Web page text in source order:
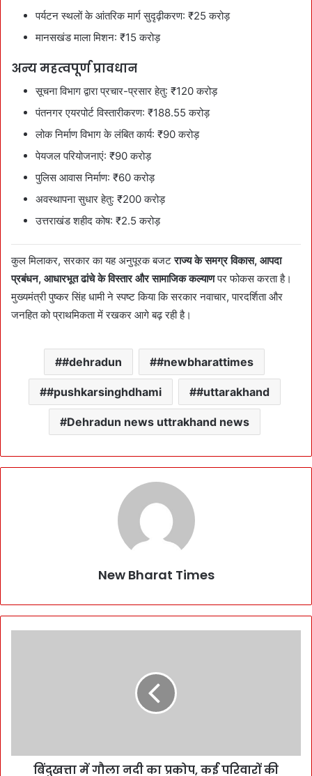
पर्यटन स्थलों के आंतरिक मार्ग सुदृढ़ीकरण: ₹25 करोड़
मानसखंड माला मिशन: ₹15 करोड़
अन्य महत्वपूर्ण प्रावधान
सूचना विभाग द्वारा प्रचार-प्रसार हेतु: ₹120 करोड़
पंतनगर एयरपोर्ट विस्तारीकरण: ₹188.55 करोड़
लोक निर्माण विभाग के लंबित कार्य: ₹90 करोड़
पेयजल परियोजनाएं: ₹90 करोड़
पुलिस आवास निर्माण: ₹60 करोड़
अवस्थापना सुधार हेतु: ₹200 करोड़
उत्तराखंड शहीद कोष: ₹2.5 करोड़
कुल मिलाकर, सरकार का यह अनुपूरक बजटराज्य के समग्र विकास, आपदा
प्रबंधन, आधारभूत ढांचे के विस्तार और सामाजिक कल्याणपर फोकस करता है।
मुख्यमंत्री पुष्कर सिंह धामी ने स्पष्ट किया कि सरकार नवाचार, पारदर्शिता और
जनहित को प्राथमिकता में रखकर आगे बढ़ रही है।
#dehradun #newbharattimes
#pushkarsinghdhami #uttarakhand
Dehradun news uttrakhand news
New Bharat Times
बिंदुखत्ता में गौला नदी का प्रकोप, कई परिवारों की